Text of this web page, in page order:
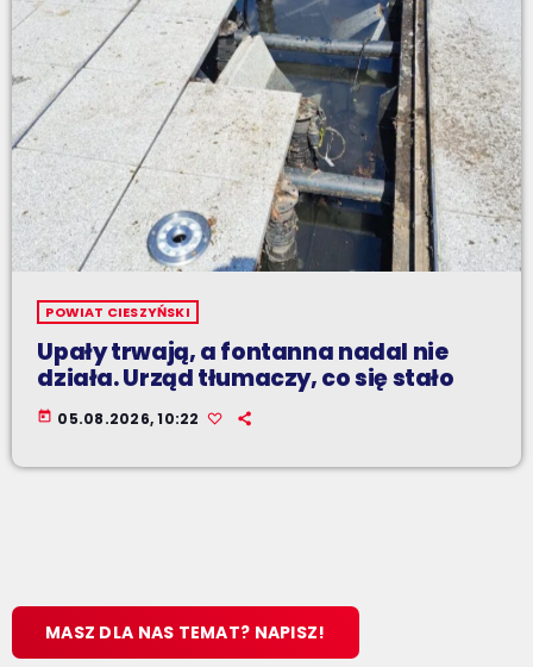
POWIAT CIESZYŃSKI
Upały trwają, a fontanna nadal nie
działa. Urząd tłumaczy, co się stało
today 05.08.2026, 10:22
MASZ DLA NAS TEMAT? NAPISZ!